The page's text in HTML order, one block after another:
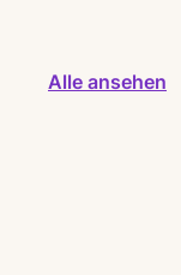
Alle ansehen